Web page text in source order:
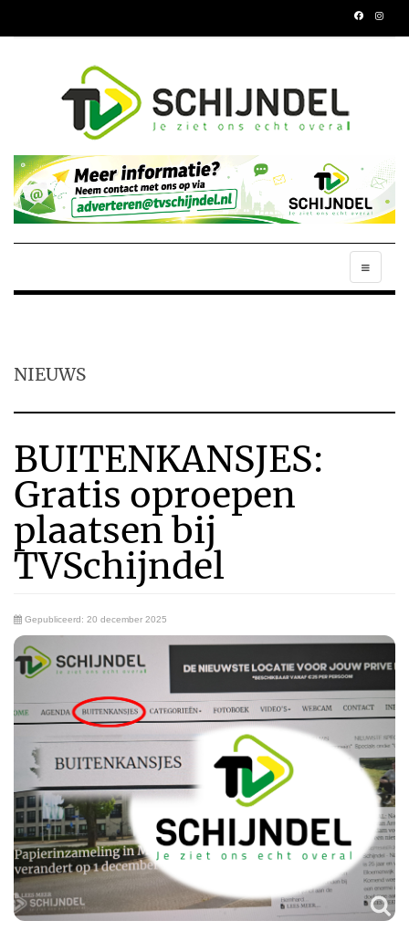
NIEUWS
BUITENKANSJES:
Gratis oproepen
plaatsen bij
TVSchijndel
Gepubliceerd: 20 december 2025